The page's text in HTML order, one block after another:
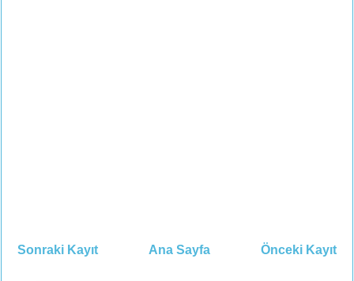
Sonraki Kayıt Önceki Kayıt
Ana Sayfa